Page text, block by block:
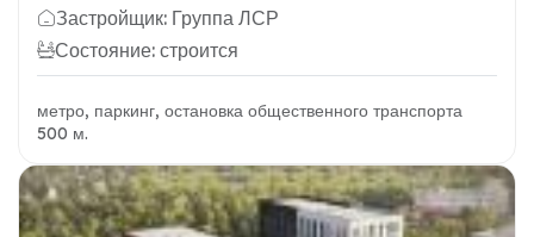
Застройщик: Группа ЛСР
Состояние: строится
метро, паркинг, остановка общественного транспорта
500 м.